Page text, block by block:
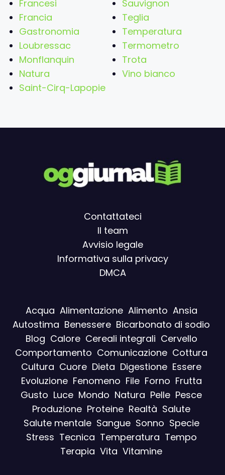
Francesi
Francia
Gastronomia
Loubressac
Monflanquin
Natura
Saint-Cirq-Lapopie
Sauvignon
Teglia
Temperatura
Termometro
Trota
Vino bianco
Contattateci
Il team
Avvisio legale
Informativa sulla privacy
DMCA
Acqua Alimentazione Alimento Ansia
Autostima Benessere Bicarbonato di sodio
Blog Calore Cereali integrali Cervello
Comportamento Comunicazione Cottura
Cultura Cuore Dieta Digestione Essere
Evoluzione Fenomeno File Forno Frutta
Gusto Luce Mondo Natura Pelle Pesce
Produzione Proteine Realtà Salute
Salute mentale Sangue Sonno Specie
Stress Tecnica Temperatura Tempo
Terapia Vita Vitamine